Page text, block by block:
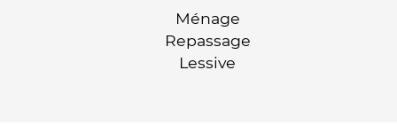
Ménage
Repassage
Lessive